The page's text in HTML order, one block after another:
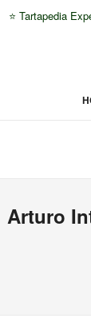
⭐ Tartapedia
Arturo